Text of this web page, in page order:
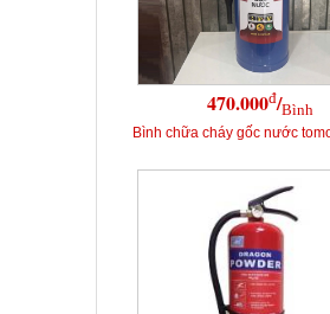
470.000đ/Bình
Bình chữa cháy gốc nước